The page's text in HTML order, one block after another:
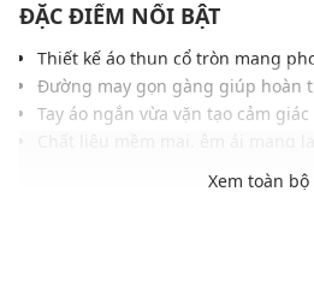
ĐẶC ĐIỂM NỔI BẬT
Thiết kế áo thun cổ tròn mang
Đường may gọn gàng giúp hoàn
Tay áo ngắn vừa vặn tạo cảm
Kiểu dáng cân đối hỗ trợ vận
Đường may hoàn thiện chỉn chu
Xem toàn bộ